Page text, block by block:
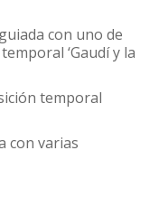
con uno de
‘Gaudí y la
temporal
con varias